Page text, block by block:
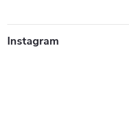
Instagram